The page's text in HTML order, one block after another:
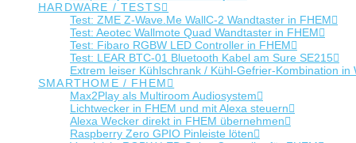
HARDWARE / TESTS
Test: ZME Z-Wave.Me WallC-2 Wandtaster in FHEM
Test: Aeotec Wallmote Quad Wandtaster in FHEM
Test: Fibaro RGBW LED Controller in FHEM
Test: LEAR BTC-01 Bluetooth Kabel am Sure SE215
Extrem leiser Kühlschrank / Kühl-Gefrier-Kombination in
SMARTHOME / FHEM
Max2Play als Multiroom Audiosystem
Lichtwecker in FHEM und mit Alexa steuern
Alexa Wecker direkt in FHEM übernehmen
Raspberry Zero GPIO Pinleiste löten